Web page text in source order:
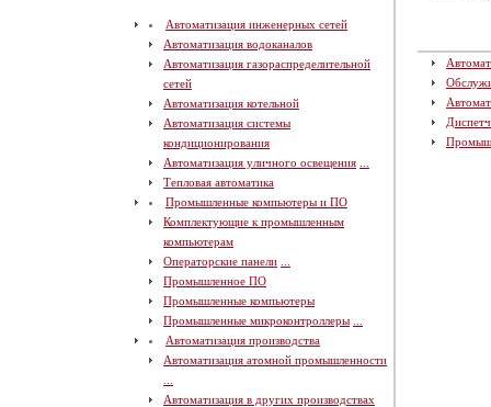
Автоматизация инженерных сетей
Автоматизация водоканалов
Автоматизация газораспределительной
сетей
Автоматизация котельной
Автоматизация системы
кондиционирования
Автоматизация уличного освещения
Тепловая автоматика
Промышленные компьютеры и ПО
Комплектующие к промышленным
компьютерам
Операторские панели
Промышленное ПО
Промышленные компьютеры
Промышленные микроконтроллеры
Автоматизация производства
Автоматизация атомной промышленности
Автоматизация в других производствах